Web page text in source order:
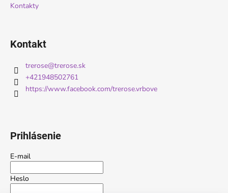
Kontakty
Kontakt
trerose@trerose.sk
+421948502761
https://www.facebook.com/trerose.vrbove
Prihlásenie
E-mail
Heslo